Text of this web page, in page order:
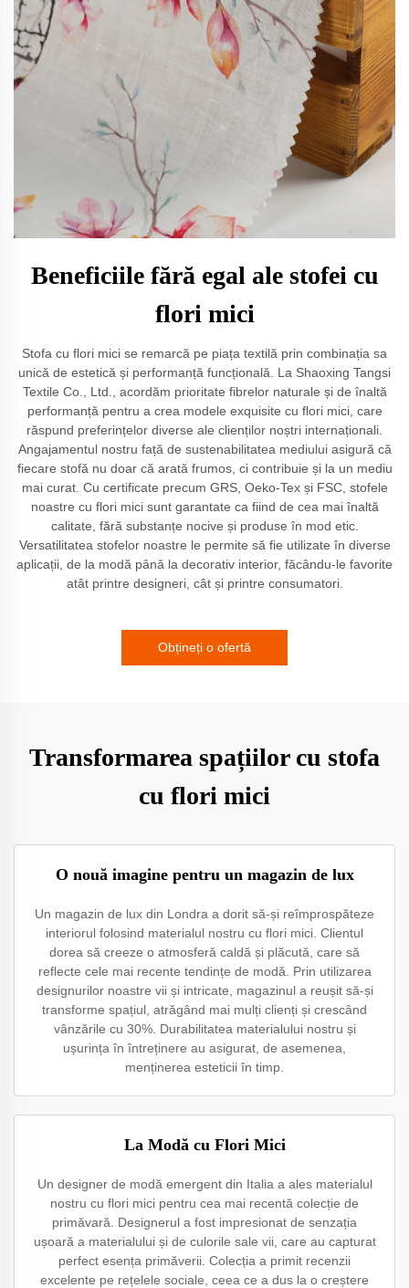
Beneficiile fără egal ale stofei cu
flori mici
Stofa cu flori mici se remarcă pe piața textilă prin combinația sa
unică de estetică și performanță funcțională. La Shaoxing Tangsi
Textile Co., Ltd., acordăm prioritate fibrelor naturale și de înaltă
performanță pentru a crea modele exquisite cu flori mici, care
răspund preferințelor diverse ale clienților noștri internaționali.
Angajamentul nostru față de sustenabilitatea mediului asigură că
fiecare stofă nu doar că arată frumos, ci contribuie și la un mediu
mai curat. Cu certificate precum GRS, Oeko-Tex și FSC, stofele
noastre cu flori mici sunt garantate ca fiind de cea mai înaltă
calitate, fără substanțe nocive și produse în mod etic.
Versatilitatea stofelor noastre le permite să fie utilizate în diverse
aplicații, de la modă până la decorativ interior, făcându-le favorite
atât printre designeri, cât și printre consumatori.
Obțineți o ofertă
Transformarea spațiilor cu stofa
cu flori mici
O nouă imagine pentru un magazin de lux
Un magazin de lux din Londra a dorit să-și reîmprospăteze
interiorul folosind materialul nostru cu flori mici. Clientul
dorea să creeze o atmosferă caldă și plăcută, care să
reflecte cele mai recente tendințe de modă. Prin utilizarea
designurilor noastre vii și intricate, magazinul a reușit să-și
transforme spațiul, atrăgând mai mulți clienți și crescând
vânzările cu 30%. Durabilitatea materialului nostru și
ușurința în întreținere au asigurat, de asemenea,
menținerea esteticii în timp.
La Modă cu Flori Mici
Un designer de modă emergent din Italia a ales materialul
nostru cu flori mici pentru cea mai recentă colecție de
primăvară. Designerul a fost impresionat de senzația
ușoară a materialului și de culorile sale vii, care au capturat
perfect esența primăverii. Colecția a primit recenzii
excelente pe rețelele sociale, ceea ce a dus la o creștere